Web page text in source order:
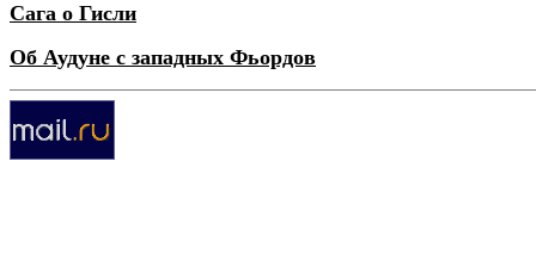
Сага о Гисли
Об Аудуне с западных Фьордов